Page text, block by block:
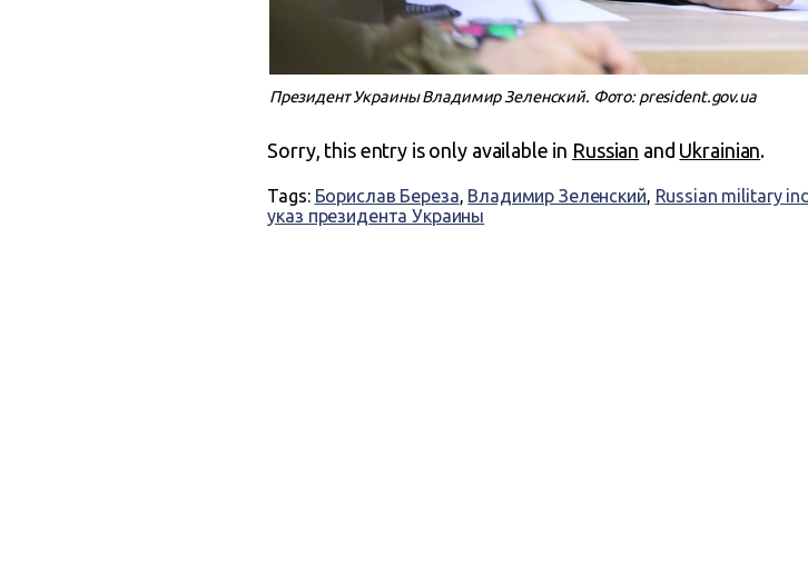
Президент Украины Владимир Зеленский. Фото: president.gov.ua
Sorry, this entry is only available in Russian and Ukrainian.
Tags: Борислав Береза, Владимир Зеленский, Russian military
указ президента Украины